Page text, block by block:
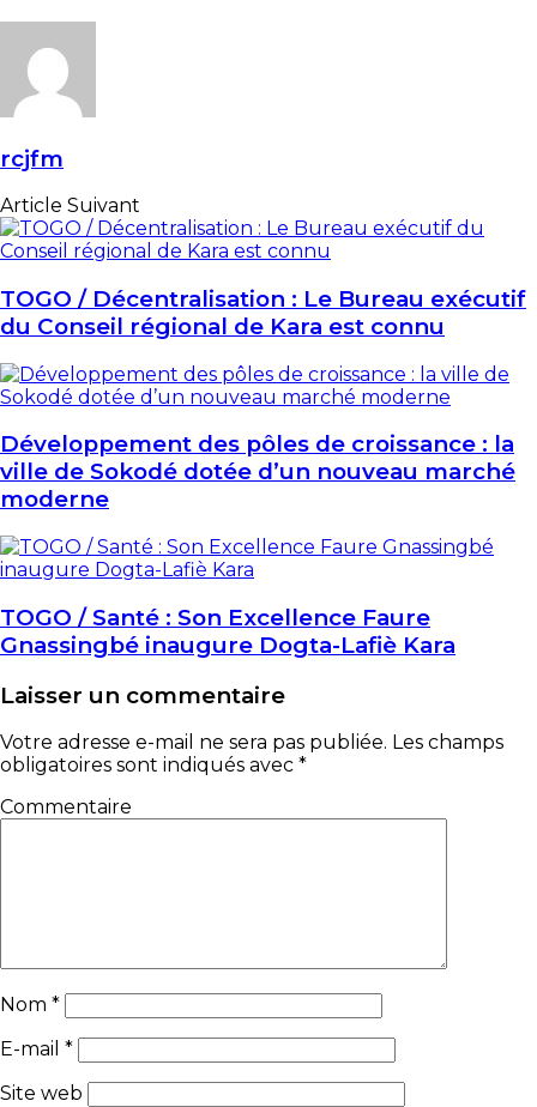
rcjfm
Article Suivant
TOGO / Décentralisation : Le Bureau exécutif
du Conseil régional de Kara est connu
Développement des pôles de croissance : la
ville de Sokodé dotée d’un nouveau marché
moderne
TOGO / Santé : Son Excellence Faure
Gnassingbé inaugure Dogta-Lafiè Kara
Laisser un commentaire
Votre adresse e-mail ne sera pas publiée. Les champs
obligatoires sont indiqués avec *
Commentaire
Nom *
E-mail *
Site web